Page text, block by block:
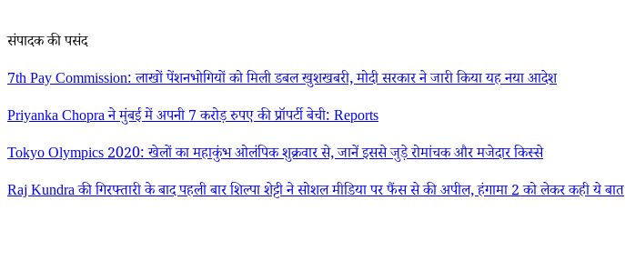
संपादक की पसंद
7th Pay Commission: लाखों पेंशनभोगियों को मिली डबल खुशखबरी, मोदी सरकार ने जारी किया यह नया आदेश
Priyanka Chopra ने मुंबई में अपनी 7 करोड़ रुपए की प्रॉपर्टी बेची: Reports
Tokyo Olympics 2020: खेलों का महाकुंभ ओलंपिक शुक्रवार से, जानें इससे जुड़े रोमांचक और मजेदार किस्से
Raj Kundra की गिरफ्तारी के बाद पहली बार शिल्पा शेट्टी ने सोशल मीडिया पर फैंस से की अपील, हंगामा 2 को लेकर कही ये बात